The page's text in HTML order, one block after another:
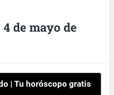
de mayo de
| Tu horóscopo gratis